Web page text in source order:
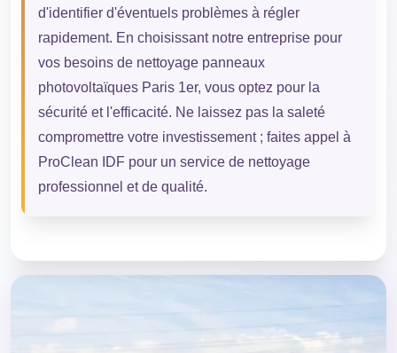
d'identifier d'éventuels problèmes à régler
rapidement. En choisissant notre entreprise pour
vos besoins de nettoyage panneaux
photovoltaïques Paris 1er, vous optez pour la
sécurité et l'efficacité. Ne laissez pas la saleté
compromettre votre investissement ; faites appel à
ProClean IDF pour un service de nettoyage
professionnel et de qualité.